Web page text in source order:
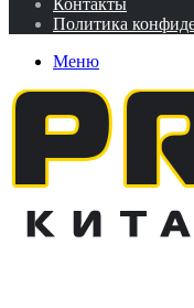
Контакты
Политика
Меню